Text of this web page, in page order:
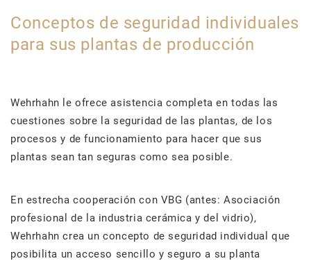
Conceptos de seguridad individuales
para sus plantas de producción
Wehrhahn le ofrece asistencia completa en todas las
cuestiones sobre la seguridad de las plantas, de los
procesos y de funcionamiento para hacer que sus
plantas sean tan seguras como sea posible.
En estrecha cooperación con VBG (antes: Asociación
profesional de la industria cerámica y del vidrio),
Wehrhahn crea un concepto de seguridad individual que
posibilita un acceso sencillo y seguro a su planta